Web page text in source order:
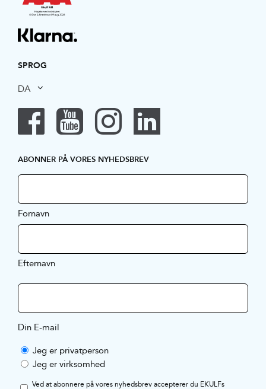
SPROG
DA
ABONNER PÅ VORES NYHEDSBREV
Fornavn
Efternavn
Din E-mail
Jeg er privatperson
Jeg er virksomhed
Ved at abonnere på vores nyhedsbrev accepterer du EKULFs